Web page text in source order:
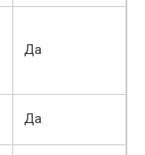
Да
Да